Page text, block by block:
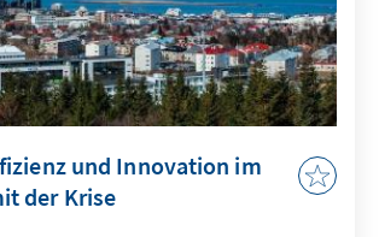
und Innovation im
der Krise